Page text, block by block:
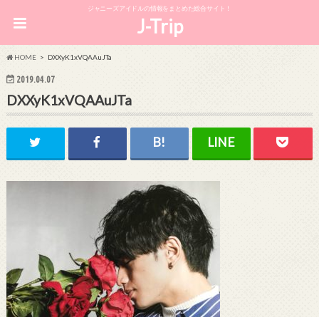
ジャニーズアイドルの情報をまとめた総合サイト！
J-Trip
HOME DXXyK1xVQAAuJTa
2019.04.07
DXXyK1xVQAAuJTa